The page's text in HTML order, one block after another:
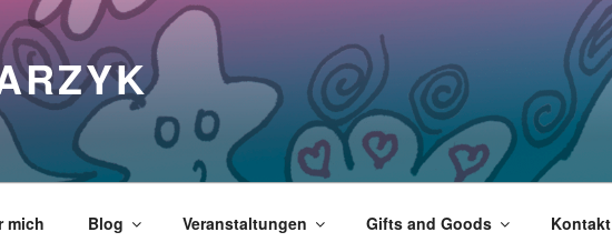
mich Blog Veranstaltungen Gifts and Goods Kontakt